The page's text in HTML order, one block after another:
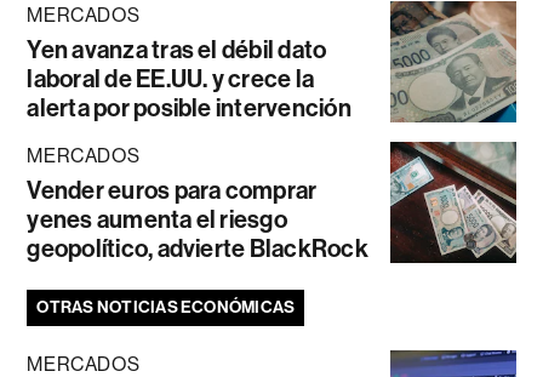
MERCADOS
Yen avanza tras el débil dato
laboral de EE.UU. y crece la
alerta por posible intervención
MERCADOS
Vender euros para comprar
yenes aumenta el riesgo
geopolítico, advierte BlackRock
OTRAS NOTICIAS ECONÓMICAS
MERCADOS